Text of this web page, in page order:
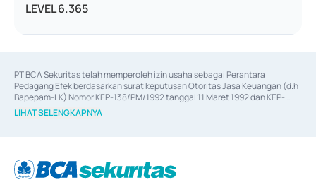
LEVEL 6.365
PT BCA Sekuritas telah memperoleh izin usaha sebagai Perantara
Pedagang Efek berdasarkan surat keputusan Otoritas Jasa Keuangan (d.h
Bapepam-LK) Nomor KEP-138/PM/1992 tanggal 11 Maret 1992 dan KEP-
06/D.04/2014 tanggal 28 Februari 2014, izin usaha sebagai Penjamin Emisi
Efek berdasarkan surat keputusan Otoritas Jasa Keuangan Nomor KEP-
berdasarkan surat keputusan Otoritas Jasa Keuangan Nomor S-
67/PM.21/2017 tanggal 3 Februari 2017, dan beberapa izin usaha lainnya
LIHAT SELENGKAPNYA